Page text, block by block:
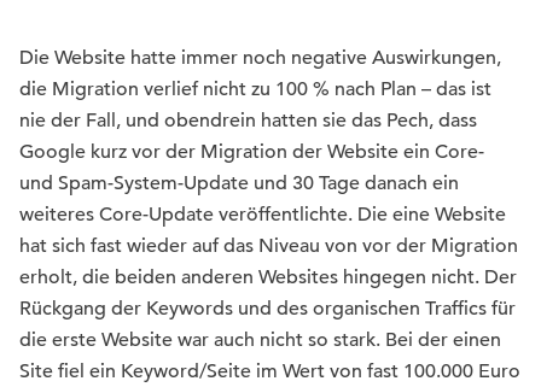
Die Website hatte immer noch negative Auswirkungen,
die Migration verlief nicht zu 100 % nach Plan – das ist
nie der Fall, und obendrein hatten sie das Pech, dass
Google kurz vor der Migration der Website ein Core-
und Spam-System-Update und 30 Tage danach ein
weiteres Core-Update veröffentlichte. Die eine Website
hat sich fast wieder auf das Niveau von vor der Migration
erholt, die beiden anderen Websites hingegen nicht. Der
Rückgang der Keywords und des organischen Traffics für
die erste Website war auch nicht so stark. Bei der einen
Site fiel ein Keyword/Seite im Wert von fast 100.000 Euro